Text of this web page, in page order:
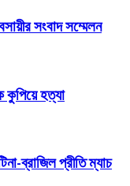
সংবাদ সম্মেলন
হত্যা
ব্রাজিল প্রীতি ম্যাচ